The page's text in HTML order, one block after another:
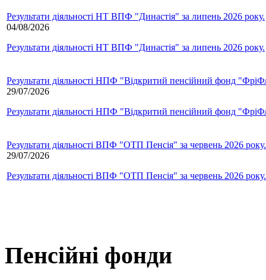
Результати діяльності НТ ВПФ "Династія" за липень 2026 року.
04/08/2026
Результати діяльності НТ ВПФ "Династія" за липень 2026 року.
Результати діяльності НПФ "Відкритий пенсійний фонд
29/07/2026
Результати діяльності НПФ "Відкритий пенсійний фонд
Результати діяльності ВПФ "ОТП Пенсія" за червень 2026 року.
29/07/2026
Результати діяльності ВПФ "ОТП Пенсія" за червень 2026 року.
Пенсійні фонди